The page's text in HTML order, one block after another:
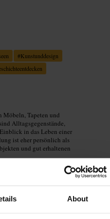
About
#Kunstunddesign
Tapeten und
Alltagsgegenstände,
in das Leben einer
ist eher persönlich als
und gut erhaltenen
mehr Hintergrundinformation